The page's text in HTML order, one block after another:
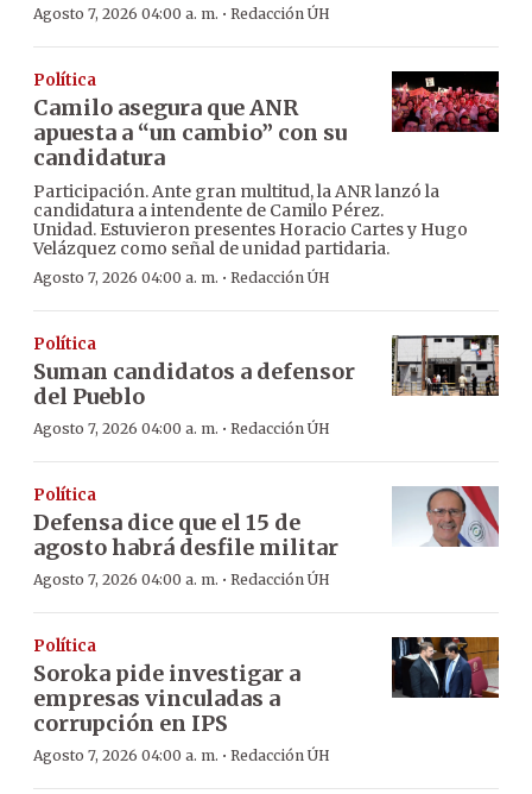
Agosto 7, 2026 04:00 a. m. · Redacción ÚH
Política
Camilo asegura que ANR
apuesta a “un cambio” con su
candidatura
Participación. Ante gran multitud, la ANR lanzó la
candidatura a intendente de Camilo Pérez.
Unidad. Estuvieron presentes Horacio Cartes y Hugo
Velázquez como señal de unidad partidaria.
Agosto 7, 2026 04:00 a. m. · Redacción ÚH
Política
Suman candidatos a defensor
del Pueblo
Agosto 7, 2026 04:00 a. m. · Redacción ÚH
Política
Defensa dice que el 15 de
agosto habrá desfile militar
Agosto 7, 2026 04:00 a. m. · Redacción ÚH
Política
Soroka pide investigar a
empresas vinculadas a
corrupción en IPS
Agosto 7, 2026 04:00 a. m. · Redacción ÚH